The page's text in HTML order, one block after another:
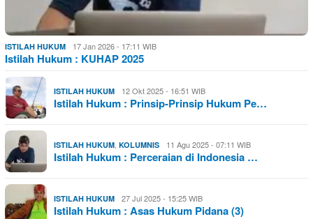
ISTILAH HUKUM 17 Jan 2026 - 17:11 WIB
Istilah Hukum : KUHAP 2025
ISTILAH HUKUM 12 Okt 2025 - 16:51 WIB
Istilah Hukum : Prinsip-Prinsip Hukum Pe…
ISTILAH HUKUM KOLUMNIS 11 Agu 2025 - 07:11 WIB
Istilah Hukum : Perceraian di Indonesia …
ISTILAH HUKUM 27 Jul 2025 - 15:25 WIB
Istilah Hukum : Asas Hukum Pidana (3)